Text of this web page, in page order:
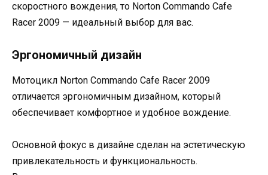
скоростного вождения, то Norton Commando Cafe
Racer 2009 — идеальный выбор для вас.
Эргономичный дизайн
Мотоцикл Norton Commando Cafe Racer 2009
отличается эргономичным дизайном, который
обеспечивает комфортное и удобное вождение.
Основной фокус в дизайне сделан на эстетическую
привлекательность и функциональность.